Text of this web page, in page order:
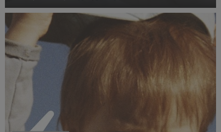
inteligencji.